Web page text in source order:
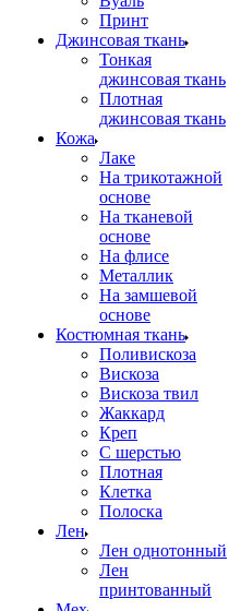
Принт
Джинсовая ткань
Тонкая
джинсовая ткань
Плотная
джинсовая ткань
Кожа
Лаке
На трикотажной
основе
На тканевой
основе
На флисе
Металлик
На замшевой
основе
Костюмная ткань
Поливискоза
Вискоза
Вискоза твил
Жаккард
Креп
С шерстью
Плотная
Клетка
Полоска
Лен
Лен однотонный
Лен
принтованный